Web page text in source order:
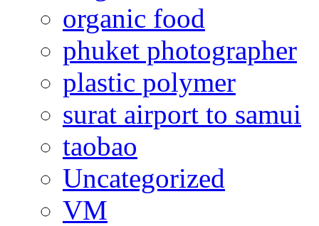
organic food
phuket photographer
plastic polymer
surat airport to samui
taobao
Uncategorized
VM